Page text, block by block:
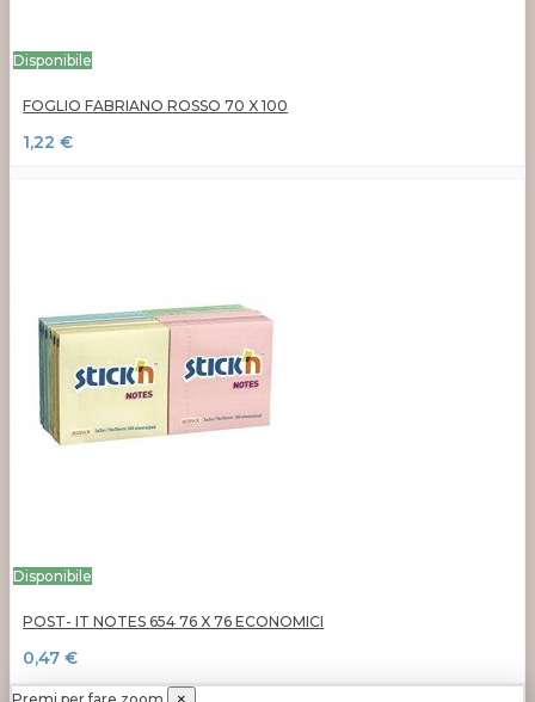
Disponibile
FOGLIO FABRIANO ROSSO 70 X 100
1,22 €
Disponibile
POST- IT NOTES 654 76 X 76 ECONOMICI
0,47 €